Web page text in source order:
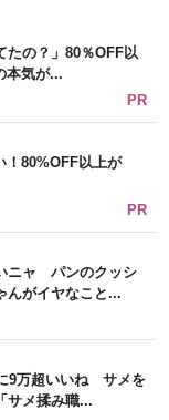
たの？」80％OFF以
本気が...
PR
！80%OFF以上が
PR
ニャ パンのクッシ
んがイヤなこと...
9万超いいね サメを
サメ揉み職...